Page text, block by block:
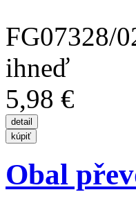
FG07328/
ihneď
5,98 €
Obal